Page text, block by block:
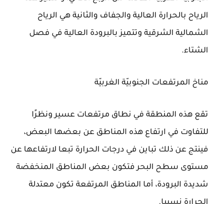
الرياح بالحرارة العالية والجفاف والثانية هي الرياح
الشمالية الشرقية وتتميز بالبرودة العالية في فصل
الشتاء.
مناخ المرتفعات الجنوبيّة الغربيّة
تقع هذه المنطقة في نطاق مرتفعات عسير ونظرًا
للتفاوت في ارتفاع هذه المناطق عن بعضها البعض،
فينتج عن ذلك تباين في درجات الحرارة تبعا لارتفاعها عن
مستوى سطح البحر فتكون بعض المناطق المنخفضة
شديدة البرودة، أما المناطق المرتفعة تكون معتدلة